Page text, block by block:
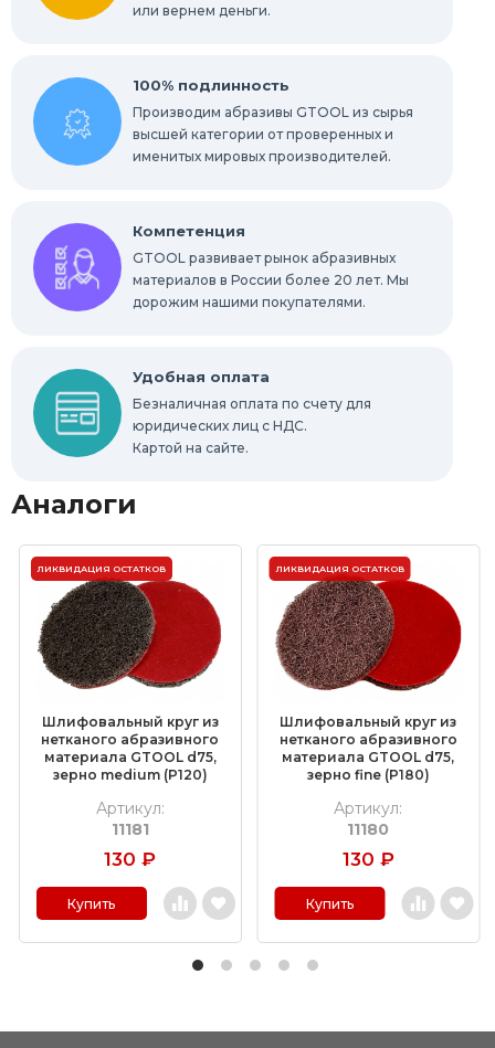
или вернем деньги.
100% подлинность
Производим абразивы GTOOL из сырья
высшей категории от проверенных и
именитых мировых производителей.
Компетенция
GTOOL развивает рынок абразивных
материалов в России более 20 лет. Мы
дорожим нашими покупателями.
Удобная оплата
Безналичная оплата по счету для
юридических лиц с НДС.
Картой на сайте.
Аналоги
ЛИКВИДАЦИЯ ОСТАТКОВ
Шлифовальный круг из
нетканого абразивного
материала GTOOL d75,
зерно medium (P120)
Артикул:
11181
130 ₽
Купить
ЛИКВИДАЦИЯ ОСТАТКОВ
Шлифовальный круг из
нетканого абразивного
материала GTOOL d75,
зерно fine (P180)
Артикул:
11180
130 ₽
Купить